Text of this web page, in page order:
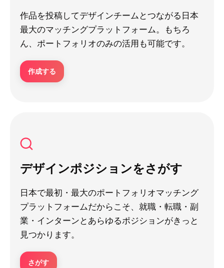
作品を投稿してデザインチームとつながる日本
最大のマッチングプラットフォーム。もちろ
ん、ポートフォリオのみの活用も可能です。
作成する
デザインポジションをさがす
日本で最初・最大のポートフォリオマッチング
プラットフォームだからこそ、就職・転職・副
業・インターンとあらゆるポジションがきっと
見つかります。
さがす